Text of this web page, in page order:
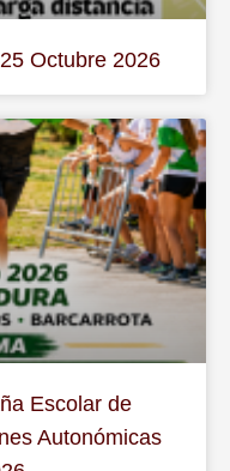
Octubre 2026
Escolar de
Autonómicas